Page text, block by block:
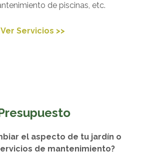
de piscinas, etc.
Ver Servicios >>
el aspecto de tu jardín o
de mantenimiento?